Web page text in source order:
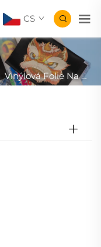
CS
Vinýlová Folie Na Přenos Tepla